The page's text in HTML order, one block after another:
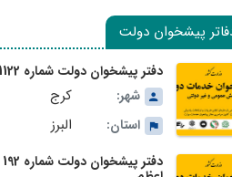
پیشخوان دولت
دفتر پیشخوان دولت شماره 1122
شهر:
کرج
استان: البرز